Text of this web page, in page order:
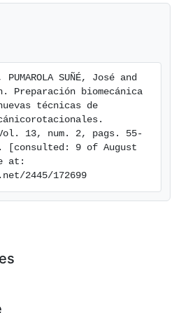
realizando una valoración
SUÑÉ, José and
Preparación biomecánica
técnicas de
13, num. 2, pags. 55-
[consulted: 9 of August
at:
2445/172699